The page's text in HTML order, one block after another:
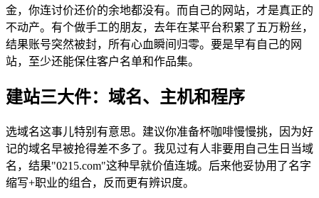
金，你连讨价还价的余地都没有。而自己的网站，才是真正的
不动产。有个做手工的朋友，去年在某平台积累了五万粉丝，
结果账号突然被封，所有心血瞬间归零。要是早有自己的网
站，至少还能保住客户名单和作品集。
建站三大件：域名、主机和程序
选域名这事儿特别有意思。建议你准备杯咖啡慢慢挑，因为好
记的域名早被抢得差不多了。我见过有人非要用自己生日当域
名，结果"0215.com"这种早就价值连城。后来他妥协用了名字
缩写+职业的组合，反而更有辨识度。